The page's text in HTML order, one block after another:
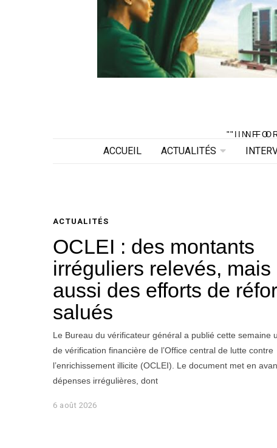
ACCUEIL ACTUALITÉS
ACTUALITÉS
OCLEI : des montants
irréguliers relevés, mais
aussi des efforts de
salués
Le Bureau du vérificateur général a publié cette semaine
de vérification financière de l’Office central de lutte contre
l’enrichissement illicite (OCLEI). Le document met en
dépenses irrégulières, dont
6 août 2026